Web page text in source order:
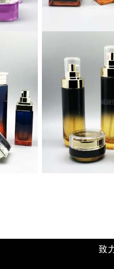
化妝品